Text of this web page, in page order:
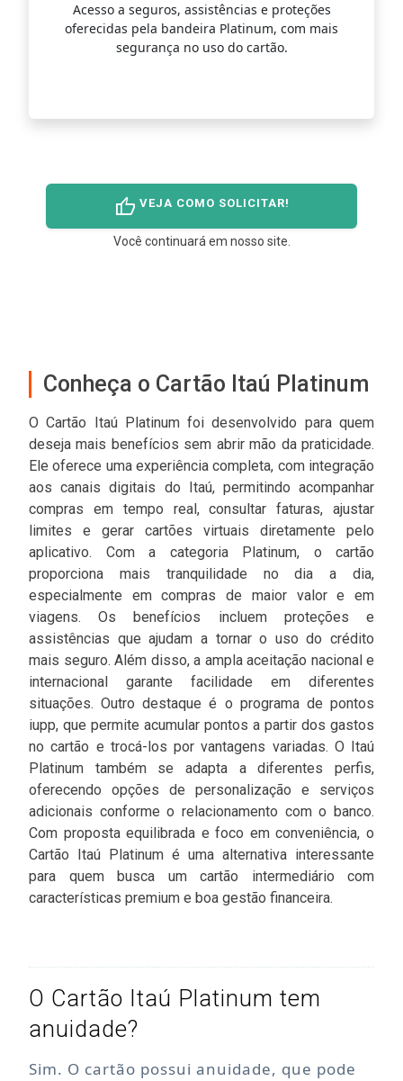
Acesso a seguros, assistências e proteções
oferecidas pela bandeira Platinum, com mais
segurança no uso do cartão.
thumb_up VEJA COMO SOLICITAR!
Você continuará em nosso site.
Conheça o Cartão Itaú Platinum
O Cartão Itaú Platinum foi desenvolvido para quem
deseja mais benefícios sem abrir mão da praticidade.
Ele oferece uma experiência completa, com integração
aos canais digitais do Itaú, permitindo acompanhar
compras em tempo real, consultar faturas, ajustar
limites e gerar cartões virtuais diretamente pelo
aplicativo. Com a categoria Platinum, o cartão
proporciona mais tranquilidade no dia a dia,
especialmente em compras de maior valor e em
viagens. Os benefícios incluem proteções e
assistências que ajudam a tornar o uso do crédito
mais seguro. Além disso, a ampla aceitação nacional e
internacional garante facilidade em diferentes
situações. Outro destaque é o programa de pontos
iupp, que permite acumular pontos a partir dos gastos
no cartão e trocá-los por vantagens variadas. O Itaú
Platinum também se adapta a diferentes perfis,
oferecendo opções de personalização e serviços
adicionais conforme o relacionamento com o banco.
Com proposta equilibrada e foco em conveniência, o
Cartão Itaú Platinum é uma alternativa interessante
para quem busca um cartão intermediário com
características premium e boa gestão financeira.
O Cartão Itaú Platinum tem
anuidade?
Sim. O cartão possui anuidade, que pode